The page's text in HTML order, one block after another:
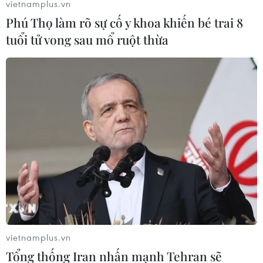
#Vinamilk #giảm phát thải khí nhà kính
vietnamplus.vn
Phú Thọ làm rõ sự cố y khoa khiến bé trai 8
tuổi tử vong sau mổ ruột thừa
vietnamplus.vn
Tổng thống Iran nhấn mạnh Tehran sẽ